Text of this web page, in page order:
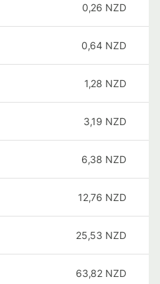
0,26 NZD
0,64 NZD
1,28 NZD
3,19 NZD
6,38 NZD
12,76 NZD
25,53 NZD
63,82 NZD